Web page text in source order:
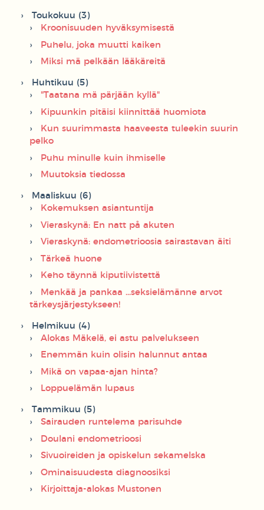
Toukokuu (3)
Kroonisuuden hyväksymisestä
Puhelu, joka muutti kaiken
Miksi mä pelkään lääkäreitä
Huhtikuu (5)
"Taatana mä pärjään kyllä"
Kipuunkin pitäisi kiinnittää huomiota
Kun suurimmasta haaveesta tuleekin suurin
pelko
Puhu minulle kuin ihmiselle
Muutoksia tiedossa
Maaliskuu (6)
Kokemuksen asiantuntija
Vieraskynä: En natt på akuten
Vieraskynä: endometrioosia sairastavan äiti
Tärkeä huone
Keho täynnä kiputiivistettä
Menkää ja pankaa ...seksielämänne arvot
tärkeysjärjestykseen!
Helmikuu (4)
Alokas Mäkelä, ei astu palvelukseen
Enemmän kuin olisin halunnut antaa
Mikä on vapaa-ajan hinta?
Loppuelämän lupaus
Tammikuu (5)
Sairauden runtelema parisuhde
Doulani endometrioosi
Sivuoireiden ja opiskelun sekamelska
Ominaisuudesta diagnoosiksi
Kirjoittaja-alokas Mustonen